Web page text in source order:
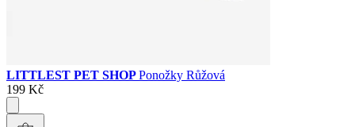
LITTLEST PET SHOPPonožky Růžová
199 Kč